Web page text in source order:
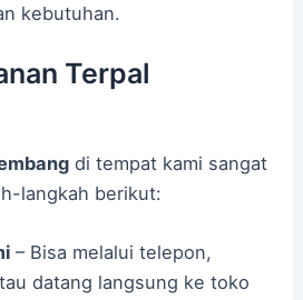
kebutuhan.
Terpal
di tempat kami sangat
langkah berikut:
– Bisa melalui telepon,
datang langsung ke toko